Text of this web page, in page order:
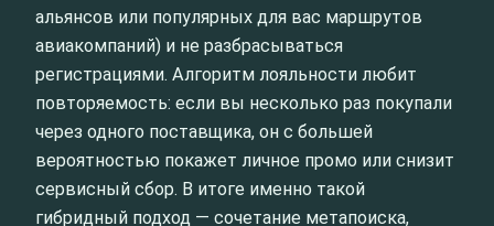
альянсов или популярных для вас маршрутов
авиакомпаний) и не разбрасываться
регистрациями. Алгоритм лояльности любит
повторяемость: если вы несколько раз покупали
через одного поставщика, он с большей
вероятностью покажет личное промо или снизит
сервисный сбор. В итоге именно такой
гибридный подход — сочетание метапоиска,